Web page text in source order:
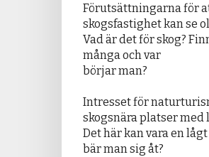
Förutsättningarna för
skogsfastighet kan se
Vad är det för skog?
många och var
börjar man?
Intresset för
skogsnära platser
Det här kan vara en
bär man sig åt?